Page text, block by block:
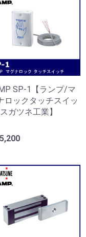
SP-1【ランプ/マ
ロックタッチスイッ
ガツネ工業】